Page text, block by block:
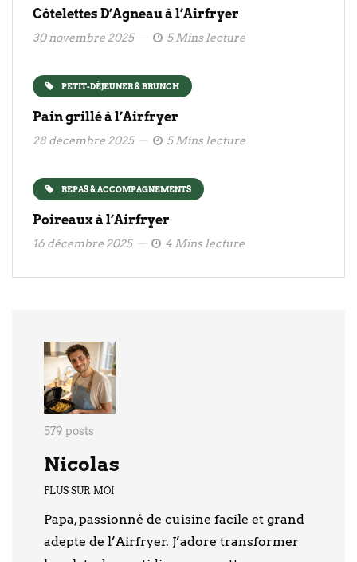
Côtelettes D’Agneau à l’Airfryer
30 novembre 2025 5 Mins lecture
PETIT-DÉJEUNER & BRUNCH
Pain grillé à l’Airfryer
28 décembre 2025 5 Mins lecture
REPAS & ACCOMPAGNEMENTS
Poireaux à l’Airfryer
16 décembre 2025 4 Mins lecture
579 posts
Nicolas
PLUS SUR MOI
Papa, passionné de cuisine facile et grand
adepte de l’Airfryer. J’adore transformer